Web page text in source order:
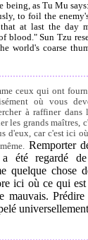
being, as Tu Mu
to foil the
that at last the day
blood." Sun Tzu
world's coarse
ceux qui ont
où vous
à raffiner dans
les grands maîtres,
d'eux, car c'est ici
Remporter
a été regardé
quelque chose
ici où ce qui est
mauvais.